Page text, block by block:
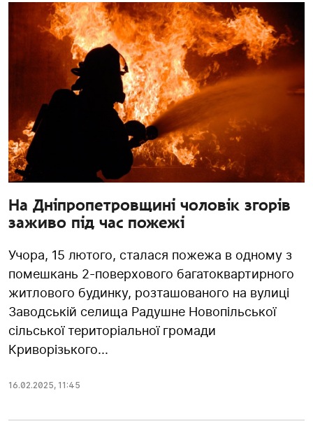
На Дніпропетровщині чоловік згорів
заживо під час пожежі
Учора, 15 лютого, сталася пожежа в одному з
помешкань 2-поверхового багатоквартирного
житлового будинку, розташованого на вулиці
Заводській селища Радушне Новопільської
сільської територіальної громади
Криворізького...
16.02.2025, 11:45